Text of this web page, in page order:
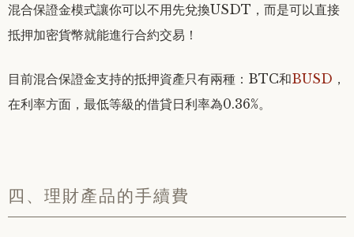
混合保證金模式讓你可以不用先兌換USDT，而是可以直接
抵押加密貨幣就能進行合約交易！
目前混合保證金支持的抵押資產只有兩種：BTC和BUSD ，
在利率方面，最低等級的借貸日利率為0.36%。
四、理財產品的手續費